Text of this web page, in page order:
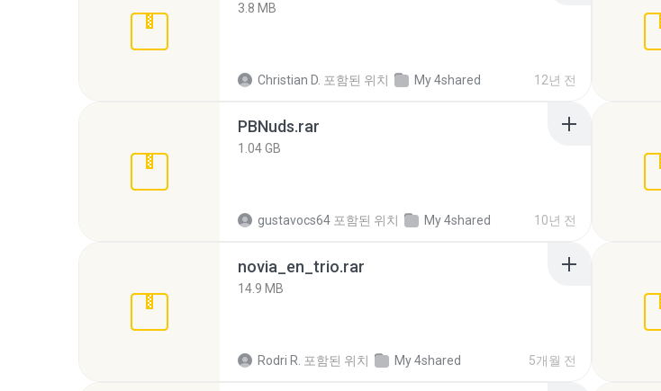
3.8 MB
Christian D. 포함된 위치 My 4shared 12년 전
PBNuds.rar
1.04 GB
gustavocs64 포함된 위치 My 4shared 10년 전
novia_en_trio.rar
14.9 MB
Rodri R. 포함된 위치 My 4shared 5개월 전